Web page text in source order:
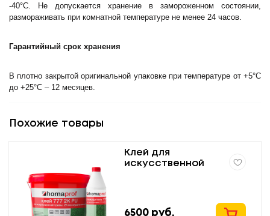
-40°С. Не допускается хранение в замороженном состоянии,
размораживать при комнатной температуре не менее 24 часов.
Гарантийный срок хранения
В плотно закрытой оригинальной упаковке при температуре от +5°С
до +25°С – 12 месяцев.
Похожие товары
Клей для
искусственной
6500 руб.